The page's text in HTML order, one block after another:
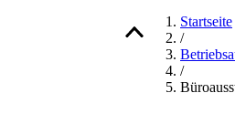
Startseite
/
/